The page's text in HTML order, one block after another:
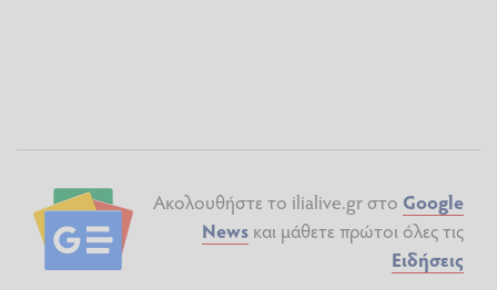
Ακολουθήστε το ilialive.gr στο Google
News και μάθετε πρώτοι όλες τις
Ειδήσεις